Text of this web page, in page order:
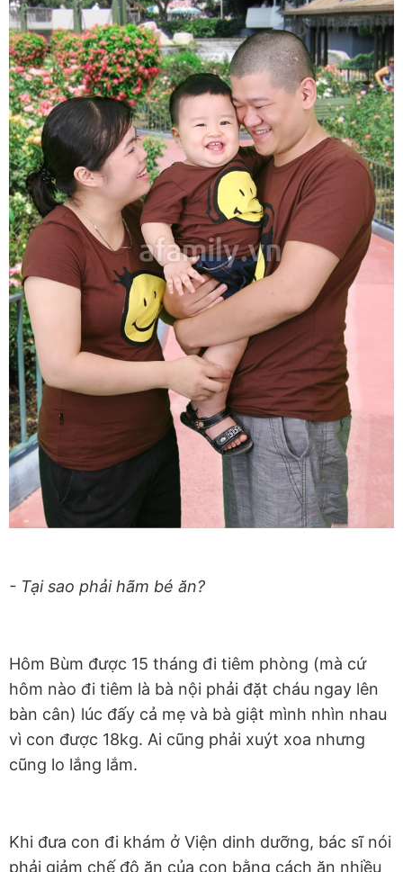
- Tại sao phải hãm bé ăn?
Hôm Bùm được 15 tháng đi tiêm phòng (mà cứ
hôm nào đi tiêm là bà nội phải đặt cháu ngay lên
bàn cân) lúc đấy cả mẹ và bà giật mình nhìn nhau
vì con được 18kg. Ai cũng phải xuýt xoa nhưng
cũng lo lắng lắm.
Khi đưa con đi khám ở Viện dinh dưỡng, bác sĩ nói
phải giảm chế độ ăn của con bằng cách ăn nhiều